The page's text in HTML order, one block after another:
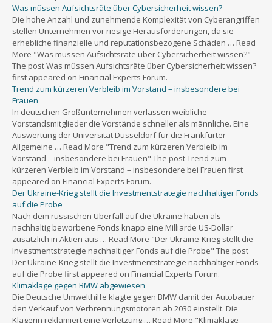
Was müssen Aufsichtsräte über Cybersicherheit wissen?
Die hohe Anzahl und zunehmende Komplexität von Cyberangriffen
stellen Unternehmen vor riesige Herausforderungen, da sie
erhebliche finanzielle und reputationsbezogene Schäden … Read
More "Was müssen Aufsichtsräte über Cybersicherheit wissen?"
The post Was müssen Aufsichtsräte über Cybersicherheit wissen?
first appeared on Financial Experts Forum.
Trend zum kürzeren Verbleib im Vorstand – insbesondere bei
Frauen
In deutschen Großunternehmen verlassen weibliche
Vorstandsmitglieder die Vorstände schneller als männliche. Eine
Auswertung der Universität Düsseldorf für die Frankfurter
Allgemeine … Read More "Trend zum kürzeren Verbleib im
Vorstand – insbesondere bei Frauen" The post Trend zum
kürzeren Verbleib im Vorstand – insbesondere bei Frauen first
appeared on Financial Experts Forum.
Der Ukraine-Krieg stellt die Investmentstrategie nachhaltiger Fonds
auf die Probe
Nach dem russischen Überfall auf die Ukraine haben als
nachhaltig beworbene Fonds knapp eine Milliarde US-Dollar
zusätzlich in Aktien aus … Read More "Der Ukraine-Krieg stellt die
Investmentstrategie nachhaltiger Fonds auf die Probe" The post
Der Ukraine-Krieg stellt die Investmentstrategie nachhaltiger Fonds
auf die Probe first appeared on Financial Experts Forum.
Klimaklage gegen BMW abgewiesen
Die Deutsche Umwelthilfe klagte gegen BMW damit der Autobauer
den Verkauf von Verbrennungsmotoren ab 2030 einstellt. Die
Klägerin reklamiert eine Verletzung … Read More "Klimaklage